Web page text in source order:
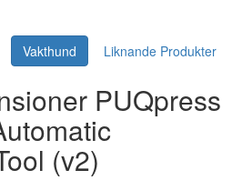
Vakthund Liknande Produkter
PUQpress
(v2)